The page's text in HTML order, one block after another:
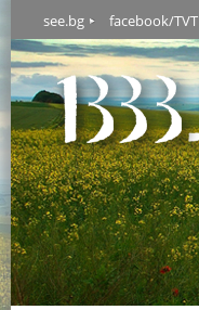
see.bg facebook/TVT